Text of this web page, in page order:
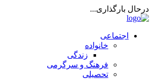
درحال بارگذاری...
اجتماعی
خانواده
زندگی
فرهنگ و سرگرمی
تحصیلی